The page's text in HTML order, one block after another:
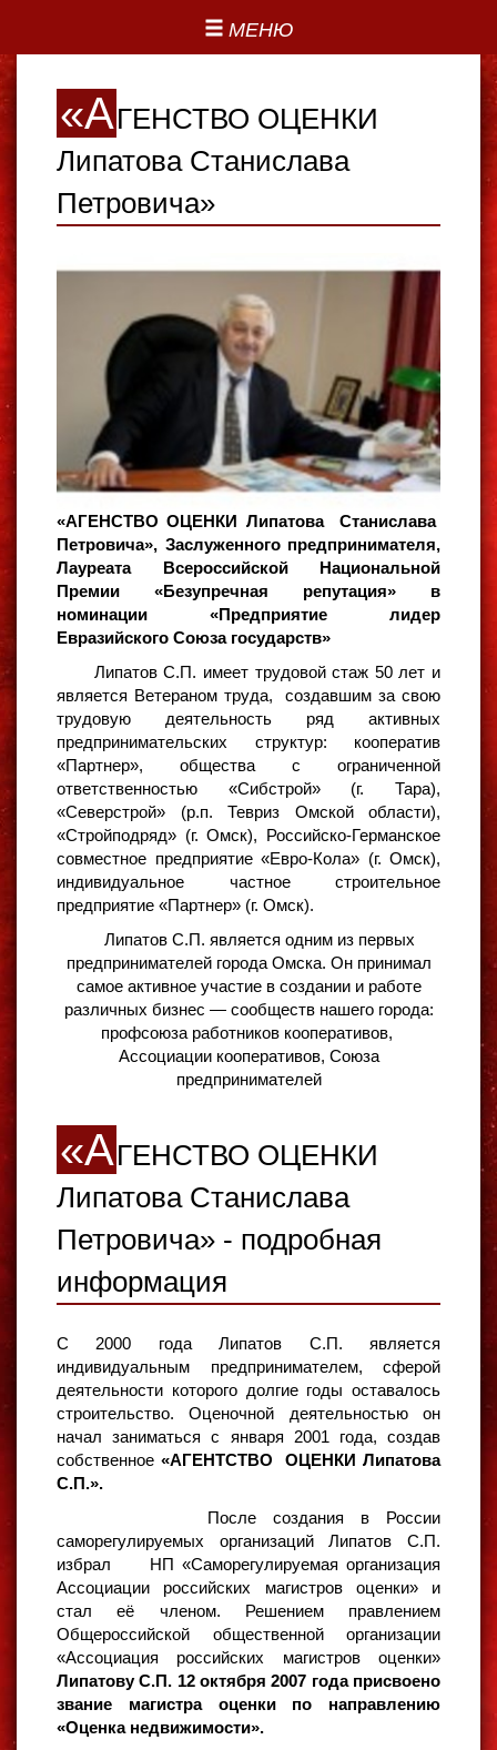
МЕНЮ
«АГЕНСТВО ОЦЕНКИ
Липатова Станислава
Петровича»
«АГЕНСТВО ОЦЕНКИ Липатова Станислава
Петровича», Заслуженного предпринимателя,
Лауреата Всероссийской Национальной
Премии «Безупречная репутация» в
номинации «Предприятие лидер
Евразийского Союза государств»
Липатов С.П. имеет трудовой стаж 50 лет и
является Ветераном труда, создавшим за свою
трудовую деятельность ряд активных
предпринимательских структур: кооператив
«Партнер», общества с ограниченной
ответственностью «Сибстрой» (г. Тара),
«Северстрой» (р.п. Тевриз Омской области),
«Стройподряд» (г. Омск), Российско-Германское
совместное предприятие «Евро-Кола» (г. Омск),
индивидуальное частное строительное
предприятие «Партнер» (г. Омск).
Липатов С.П. является одним из первых
предпринимателей города Омска. Он принимал
самое активное участие в создании и работе
различных бизнес — сообществ нашего города:
профсоюза работников кооперативов,
Ассоциации кооперативов, Союза
предпринимателей
«АГЕНСТВО ОЦЕНКИ
Липатова Станислава
Петровича» - подробная
информация
С 2000 года Липатов С.П. является
индивидуальным предпринимателем, сферой
деятельности которого долгие годы оставалось
строительство. Оценочной деятельностью он
начал заниматься с января 2001 года, создав
собственное «АГЕНТСТВО ОЦЕНКИ Липатова
С.П.».
После создания в России
саморегулируемых организаций Липатов С.П.
избрал НП «Саморегулируемая организация
Ассоциации российских магистров оценки» и
стал её членом. Решением правлением
Общероссийской общественной организации
«Ассоциация российских магистров оценки»
Липатову С.П. 12 октября 2007 года присвоено
звание магистра оценки по направлению
«Оценка недвижимости».